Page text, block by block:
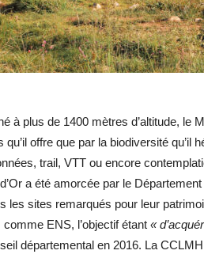
à plus de 1400 mètres d’altitude, le
offre que par la biodiversité qu’il
trail, VTT ou encore
a été amorcée par le
les sites remarqués pour leur
ENS, l’objectif étant «
départemental en 2016. La